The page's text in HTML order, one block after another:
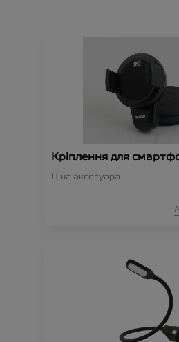
Кріплення для
Ціна аксесуара